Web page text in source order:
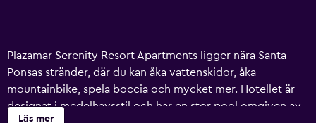
Plazamar Serenity Resort Apartments ligger nära Santa
Ponsas stränder, där du kan åka vattenskidor, åka
mountainbike, spela boccia och mycket mer. Hotellet är
designat i medelhavsstil och har en stor pool omgiven av
Läs mer